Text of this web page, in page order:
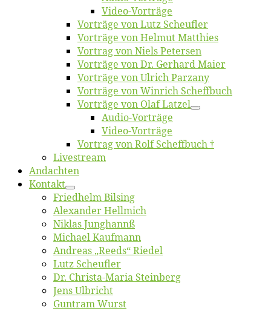
Vi­deo-Vor­trä­ge
Vor­trä­ge von Lutz Scheufler
Vor­trä­ge von Hel­mut Matthies
Vor­trag von Niels Petersen
Vor­trä­ge von Dr. Ger­hard Maier
Vor­trä­ge von Ul­rich Parzany
Vor­trä­ge von Win­rich Scheffbuch
Vor­trä­ge von Olaf Latzel
Au­dio-Vor­trä­ge
Vi­deo-Vor­trä­ge
Vor­trag von Rolf Scheffbuch †
Live­stream
An­dach­ten
Kon­takt
Fried­helm Bilsing
Alex­an­der Hellmich
Ni­klas Junghannß
Mi­cha­el Kaufmann
An­dre­as „Reeds“ Riedel
Lutz Scheuf­ler
Dr. Chris­­ta-Ma­ria Steinberg
Jens Ulb­richt
Gun­tram Wurst